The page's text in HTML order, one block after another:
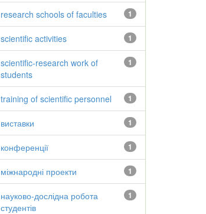
1
research schools of faculties
1
scientific activities
1
scientific-research work of
students
1
training of scientific personnel
1
виставки
1
конференції
1
міжнародні проекти
1
науково-дослідна робота
студентів